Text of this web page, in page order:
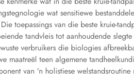
wat sensitiewe
toepassings van die beste kruie-
tandvleis tot aanhoudende
verbruikers die biologies
maatreël teen algemene
van 'n holistiese welstandsroutine